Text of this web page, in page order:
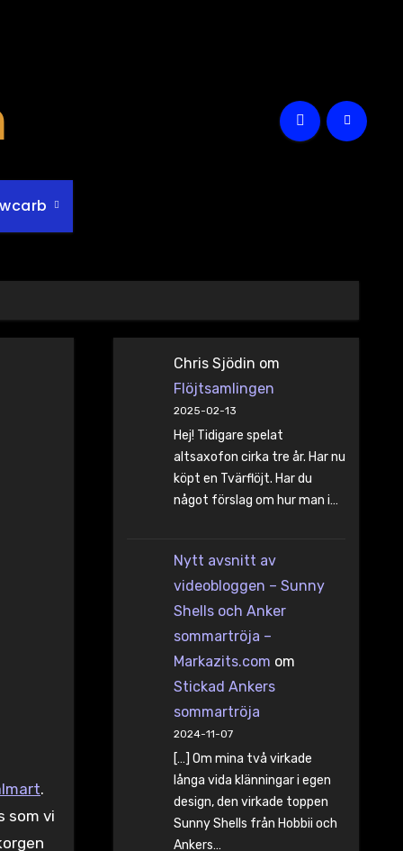
.
som vi
Chris Sjödin om
Flöjtsamlingen
2025-02-13
Hej! Tidigare spelat
altsaxofon cirka tre år. Har nu
köpt en Tvärflöjt. Har du
något förslag om hur man i…
Nytt avsnitt av
videobloggen – Sunny
Shells och Anker
sommartröja –
Markazits.com om
Stickad Ankers
sommartröja
2024-11-07
[…] Om mina två virkade
långa vida klänningar i egen
design, den virkade toppen
Sunny Shells från Hobbii och
Ankers…